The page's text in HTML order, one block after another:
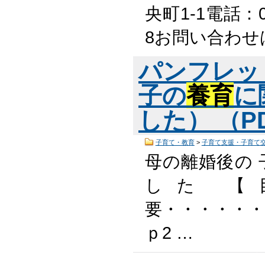
央町1-1電話
8お問い合わ
パンフレ
子の養育に
した） （
子育て・教育> 子育て支援・子育て
母の離婚後の
した
要・・・・・
ｐ2 …